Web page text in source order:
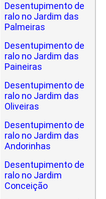
Desentupimento de
ralo no Jardim das
Palmeiras
Desentupimento de
ralo no Jardim das
Paineiras
Desentupimento de
ralo no Jardim das
Oliveiras
Desentupimento de
ralo no Jardim das
Andorinhas
Desentupimento de
ralo no Jardim
Conceição